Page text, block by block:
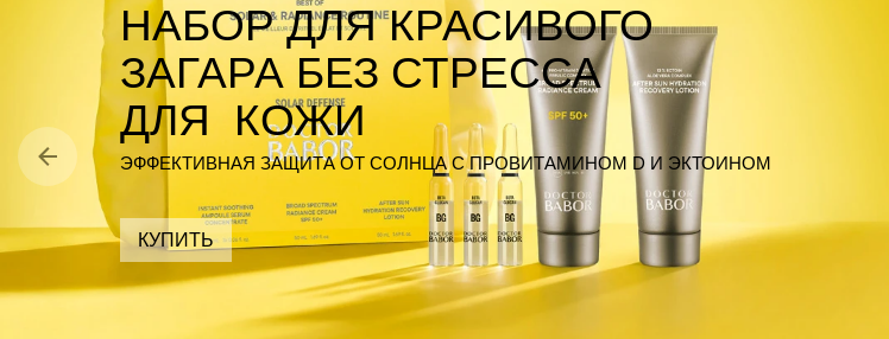
НАБОР ДЛЯ КРАСИВОГО
ЗАГАРА БЕЗ СТРЕССА
ДЛЯ КОЖИ
ЭФФЕКТИВНАЯ ЗАЩИТА ОТ СОЛНЦА С ПРОВИТАМИНОМ D И ЭКТОИНОМ
КУПИТЬ